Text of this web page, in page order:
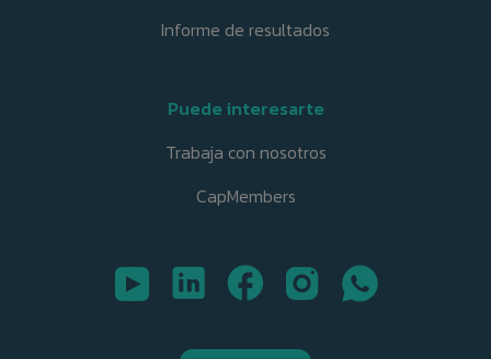
Informe de resultados
Puede interesarte
Trabaja con nosotros
CapMembers